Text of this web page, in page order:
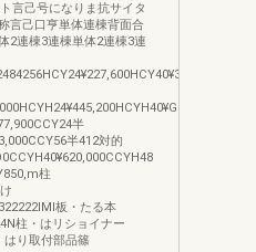
言己号になりま抗サイタ
言己口亨単体連棟背面合
2連棟3連棟単体2連棟3連
半
半412対的
柱
板・たる本
柱・はリショイナー
はり取付部品篠